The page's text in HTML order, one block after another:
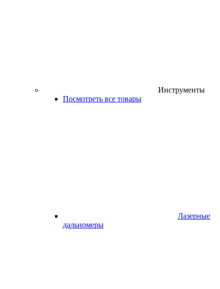
Инструменты
Посмотреть все товары
Лазерные
дальномеры